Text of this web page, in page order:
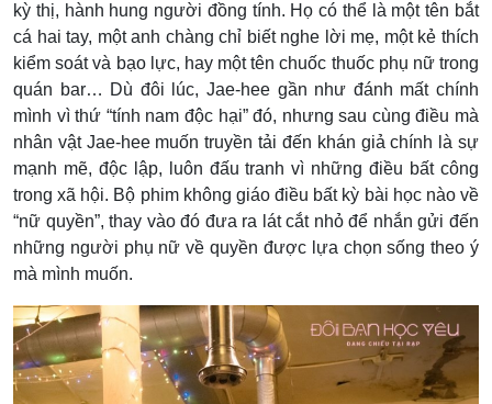
kỳ thị, hành hung người đồng tính. Họ có thể là một tên bắt
cá hai tay, một anh chàng chỉ biết nghe lời mẹ, một kẻ thích
kiểm soát và bạo lực, hay một tên chuốc thuốc phụ nữ trong
quán bar… Dù đôi lúc, Jae-hee gần như đánh mất chính
mình vì thứ “tính nam độc hại” đó, nhưng sau cùng điều mà
nhân vật Jae-hee muốn truyền tải đến khán giả chính là sự
mạnh mẽ, độc lập, luôn đấu tranh vì những điều bất công
trong xã hội. Bộ phim không giáo điều bất kỳ bài học nào về
“nữ quyền”, thay vào đó đưa ra lát cắt nhỏ để nhắn gửi đến
những người phụ nữ về quyền được lựa chọn sống theo ý
mà mình muốn.